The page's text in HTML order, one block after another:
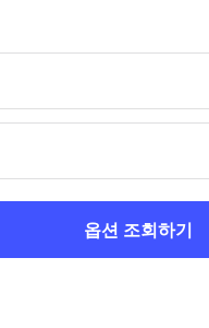
옵션 조회하기